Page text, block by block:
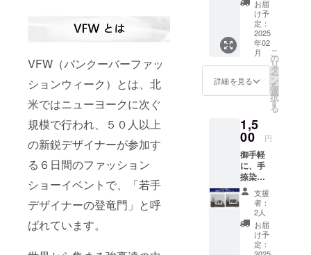
VFW（バンクーバーファッ
ションウィーク）とは、北
米ではニューヨークに次ぐ
規模で行われ、５０人以上
の新鋭デザイナーが参加す
る６日間のファッション
ショーイベントで、「若手
デザイナーの登竜門」と呼
ばれています。
イズを
着用し
ており
す。）
<attenti
on> ・
モニ
ター環
よっ
て、画
像の色
が実物
と異
なって
見える
場合が
ござい
ます。
・表記
寸法
レター
・お礼
のメー
ル の
セット
です。
の色
を、
テージ
レッド
（限定
色）
か、ア
イボ
リー
か、
ヴィン
テージ
ブラッ
クよ
り、 サ
多いで
す。）
・端は
切りっ
ぱなし
仕様で
速乾性
や菌の
防ぐ
為、切
りっぱ
なしに
してあ
るのが
手ぬぐ
いの伝
統で
す。
切りっ
ぱなし
の味わ
の味わ
いもお
楽しみ
頂けた
らと思
いま
柄と色
をお選
<attenti
on> ・
モニ
ター環
境に
よっ
て、画
像の色
が実物
と異
なって
見える
です。
＜プル
オー
バーサ
イズ＞
・身
９ｃｍ
・身
・裾
巾 ４
５ｃ
ｍ 伸
縮性有
・裄
丈 ８
３ｃｍ
<attenti
on> ・
生地の
取り位
(今回の
プロ
ジェク
トの内
容や手
捺染の
説明な
どを記
・お礼
のミニ
レター
・お礼
のメー
ル の
セット
です。
＜プル
オー
バーサ
イズ＞
トー
リー
ブッ
ク A５
サイズ
(今回の
プロ
捺染の
説明な
どを記
載した
ブック
です。)
・お礼
のミニ
レター
・お礼
のメー
ル の
リー
ストー
リー
ブッ
ク、お
礼のミ
ニレ
ター、
お礼の
付き
コース
・ラ
ミー天
竺クル
ミ釦ア
クセサ
リー
(ヘアゴ
ムorブ
ローチ)
・ス
お届
け予
定：
2025
年02
月
詳細を見る
こ
の
リ
タ
ー
ン
を
選
択
す
る
1,5
00 円
御手軽
に、手
捺染を
置いて
頂ける
コース
をご用
意致し
ました♪
支援
者：
2人
お届
け予
定：